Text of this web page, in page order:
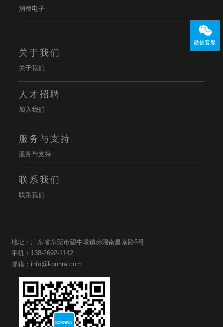
消费电子
关于我们
关于我们
人才招聘
加入我们
微信客服
服务与支持
服务与支持
联系我们
联系我们
地址：广东省东莞市望牛墩镇赤滘南昌南路6号
手机：138-2692-1142
邮箱：info@konnra.com